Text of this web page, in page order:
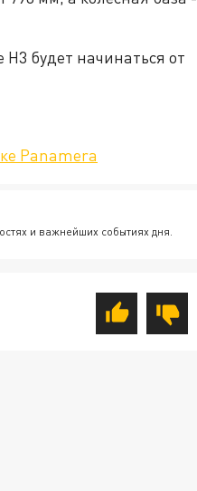
будет начинаться от
Panamera
и важнейших событиях дня.